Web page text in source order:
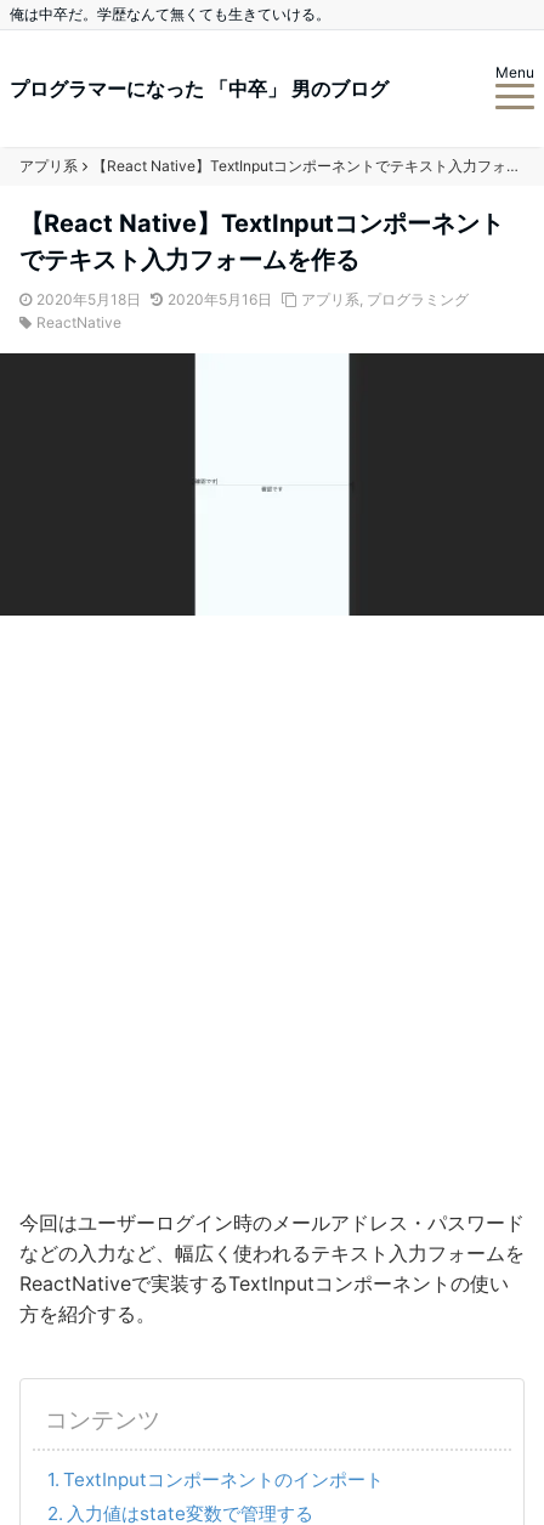
俺は中卒だ。学歴なんて無くても生きていける。
プログラマーになった 「中卒」 男のブログ
Menu
アプリ系 【React Native】TextInputコンポーネントでテキスト入力フォームを作る
【React Native】TextInputコンポーネント
でテキスト入力フォームを作る
2020年5月18日 2020年5月16日 アプリ系, プログラミング
ReactNative
今回はユーザーログイン時のメールアドレス・パスワード
などの入力など、幅広く使われるテキスト入力フォームを
ReactNativeで実装するTextInputコンポーネントの使い
方を紹介する。
コンテンツ
TextInputコンポーネントのインポート
入力値はstate変数で管理する